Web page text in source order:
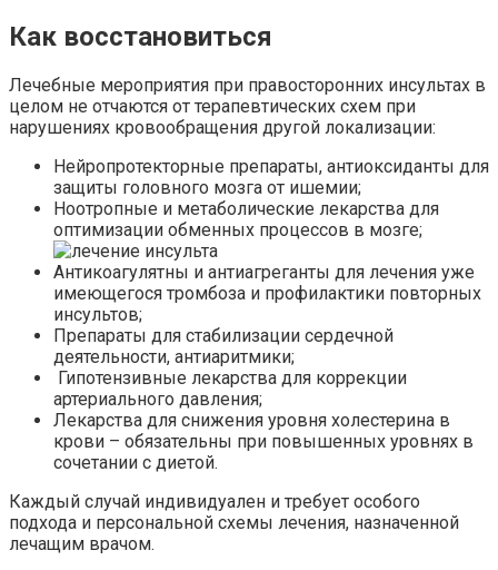
Как восстановиться
Лечебные мероприятия при правосторонних инсультах в
целом не отчаются от терапевтических схем при
нарушениях кровообращения другой локализации:
Нейропротекторные препараты, антиоксиданты для
защиты головного мозга от ишемии;
Ноотропные и метаболические лекарства для
оптимизации обменных процессов в мозге;
Антикоагулятны и антиагреганты для лечения уже
имеющегося тромбоза и профилактики повторных
инсультов;
Препараты для стабилизации сердечной
деятельности, антиаритмики;
Гипотензивные лекарства для коррекции
артериального давления;
Лекарства для снижения уровня холестерина в
крови – обязательны при повышенных уровнях в
сочетании с диетой.
Каждый случай индивидуален и требует особого
подхода и персональной схемы лечения, назначенной
лечащим врачом.